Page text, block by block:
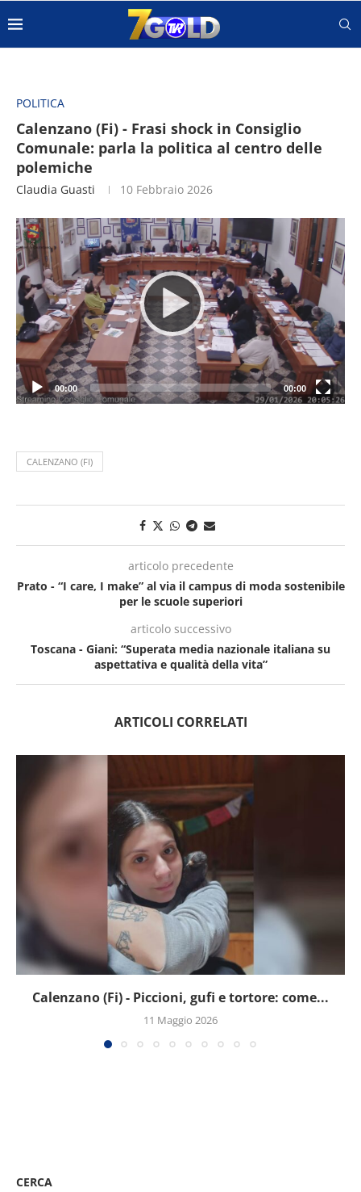
POLITICA
Calenzano (Fi) - Frasi shock in Consiglio
Comunale: parla la politica al centro delle
polemiche
Claudia Guasti 10 Febbraio 2026
Video
Player
00:00 00:00
CALENZANO (FI)
articolo precedente
Prato - “I care, I make” al via il campus di moda sostenibile
per le scuole superiori
articolo successivo
Toscana - Giani: “Superata media nazionale italiana su
aspettativa e qualità della vita”
ARTICOLI CORRELATI
Calenzano (Fi) - Piccioni, gufi e tortore: come...
11 Maggio 2026
CERCA